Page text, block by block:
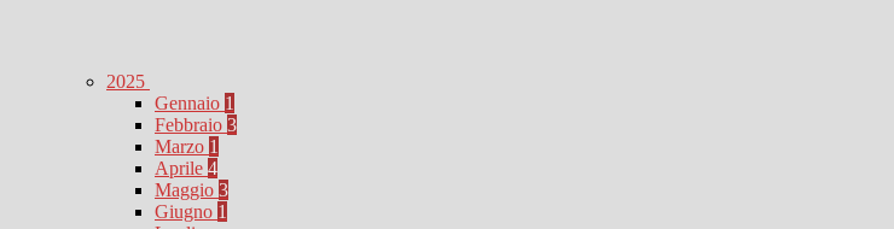
2025
Gennaio 1
Febbraio 3
Marzo 1
Aprile 4
Maggio 3
Giugno 1